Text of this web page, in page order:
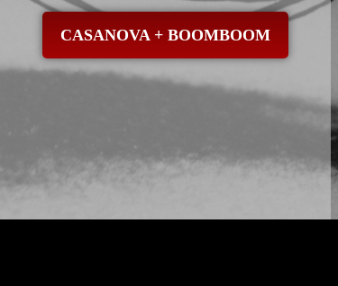
CASANOVA + BOOMBOOM